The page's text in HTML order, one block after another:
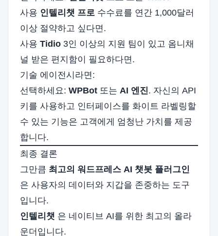
사용 인텔리챗 프로 수수료를 연간 1,000달러
이상 절약하고 싶다면.
사용 Tidio 3인 이상의 지원 팀이 있고 옴니채
널 받은 편지함이 필요하다면.
기술 에이전시라면:
선택하세요: WPBot 또는 AI 엔진. 자신의 API
키를 사용하고 인터페이스를 화이트 라벨링할
수 있는 기능은 고객에게 엄청난 가치를 제공
합니다.
최종 결론
그만큼 최고의 워드프레스 AI 챗봇 플러그인
은 사용자의 데이터와 지갑을 존중하는 도구
입니다.
인텔리챗 은 네이티브 AI를 위한 최고의 올라
운더입니다.